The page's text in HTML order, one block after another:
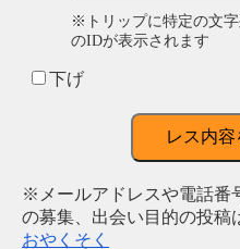
※トリップに特定の文
のIDが表示されます
下げ
レス内
※メールアドレスや電話番
の募集、出会い目的の投稿
おやくそく